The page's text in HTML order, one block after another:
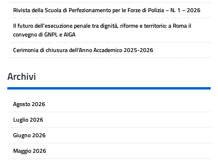
Rivista della Scuola di Perfezionamento per le Forze di Polizia – N. 1 – 2026
Il futuro dell’esecuzione penale tra dignità, riforme e territorio: a Roma il
convegno di GNPL e AIGA
Cerimonia di chiusura dell’Anno Accademico 2025-2026
Archivi
Agosto 2026
Luglio 2026
Giugno 2026
Maggio 2026